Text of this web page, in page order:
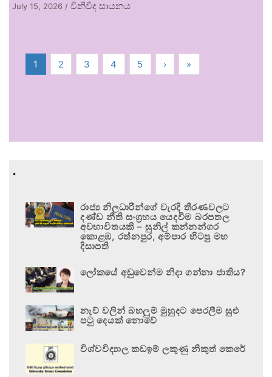
July 15, 2026 / විනිවිද සායනය
1 2 3 4 5 › »
.
රාජ්‍ය නිලධාරීන්ගේ වැරදි තීරණවලට
දණ්ඩ නීති සංග්‍රහය යෙදවීම බරපතල
අවභාවිතයකි – සුනිල් කන්නන්ගර
කොළඹ, රත්නපුර, අම්පාර හිටපු මහ
දිසාපති
ලෝකයේ අඩුවෙන්ම නිදා ගන්නා ජාතිය?
නැව් වලින් බහලුම් මුහුදට පෙරලීම සුළු
පටු දෙයක් නොවේ
විශ්වවිද්‍යාල කඩඉම් ලකුණු නිකුත් කෙරේ